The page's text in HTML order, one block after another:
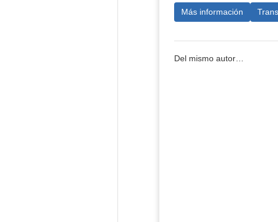
Más información
Del mismo autor…